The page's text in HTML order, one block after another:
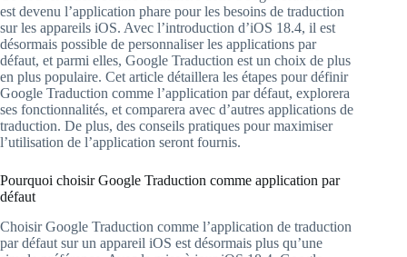
est devenu l’application phare pour les besoins de traduction
sur les appareils iOS. Avec l’introduction d’iOS 18.4, il est
désormais possible de personnaliser les applications par
défaut, et parmi elles, Google Traduction est un choix de plus
en plus populaire. Cet article détaillera les étapes pour définir
Google Traduction comme l’application par défaut, explorera
ses fonctionnalités, et comparera avec d’autres applications de
traduction. De plus, des conseils pratiques pour maximiser
l’utilisation de l’application seront fournis.
Pourquoi choisir Google Traduction comme application par
défaut
Choisir Google Traduction comme l’application de traduction
par défaut sur un appareil iOS est désormais plus qu’une